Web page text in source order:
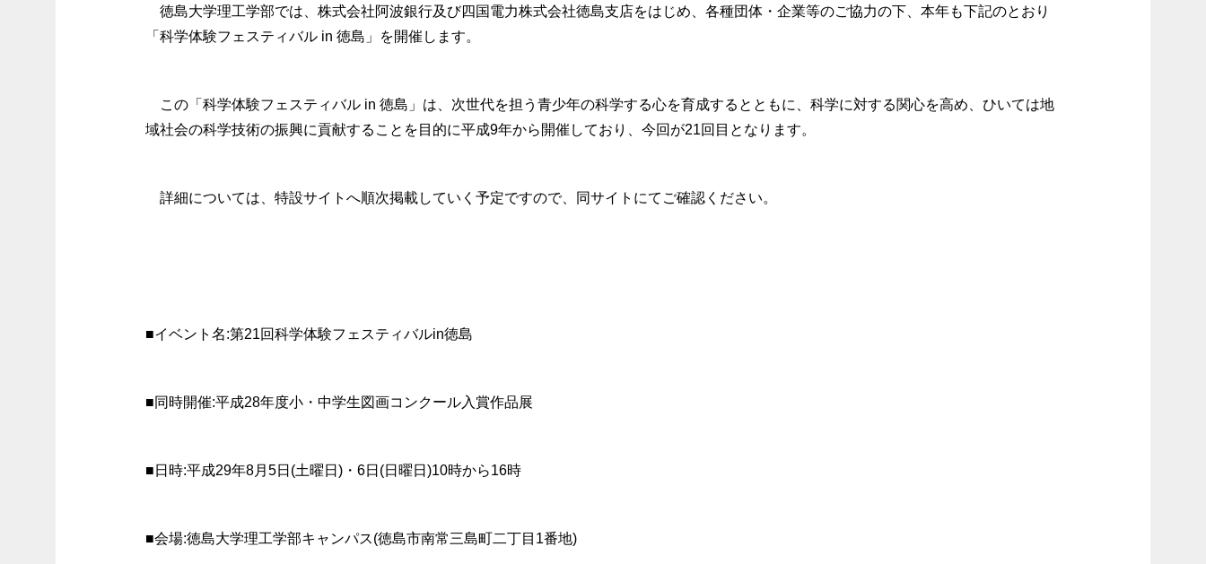
徳島大学理工学部では、株式会社阿波銀行及び四国電力株式会社徳島支店をはじめ、各種団体・企業等のご協力の下、本年も下記のとおり
「科学体験フェスティバル in 徳島」を開催します。
この「科学体験フェスティバル in 徳島」は、次世代を担う青少年の科学する心を育成するとともに、科学に対する関心を高め、ひいては地
域社会の科学技術の振興に貢献することを目的に平成9年から開催しており、今回が21回目となります。
詳細については、特設サイトへ順次掲載していく予定ですので、同サイトにてご確認ください。
■イベント名:第21回科学体験フェスティバルin徳島
■同時開催:平成28年度小・中学生図画コンクール入賞作品展
■日時:平成29年8月5日(土曜日)・6日(日曜日)10時から16時
■会場:徳島大学理工学部キャンパス(徳島市南常三島町二丁目1番地)